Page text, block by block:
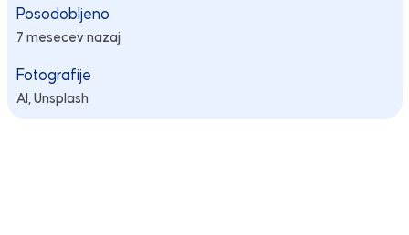
Posodobljeno
7 mesecev nazaj
Fotografije
AI, Unsplash